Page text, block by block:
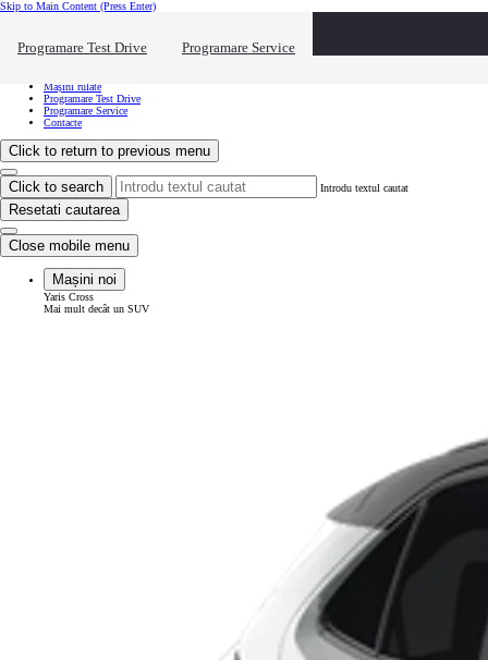
Skip to Main Content (Press Enter)
Programare Test Drive Programare Service
Vreau să văd... Click to close the reach out overlay
Mașini rulate
Programare Test Drive
Programare Service
Contacte
Click to return to previous menu
Click to search Introdu textul cautat
Resetati cautarea
Close mobile menu
Mașini noi
Yaris Cross
Mai mult decât un SUV